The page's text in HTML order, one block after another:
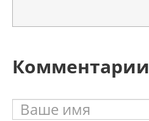
Комментарии